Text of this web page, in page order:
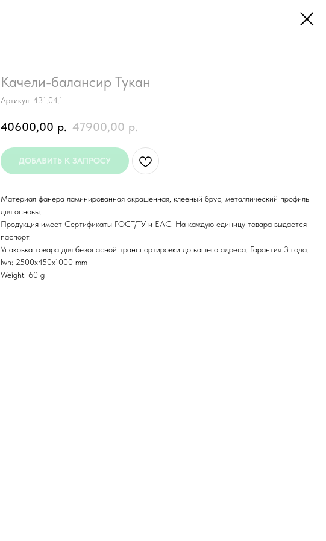
Качели-балансир Тукан
Артикул: 431.04.1
40600,00 р. 47900,00 р.
ДОБАВИТЬ К ЗАПРОСУ
Материал фанера ламинированная окрашенная, клееный брус, металлический профиль
для основы.
Продукция имеет Сертификаты ГОСТ/ТУ и ЕАС. На каждую единицу товара выдается
паспорт.
Упаковка товара для безопасной транспортировки до вашего адреса. Гарантия 3 года.
lwh: 2500x450x1000 mm
Weight: 60 g